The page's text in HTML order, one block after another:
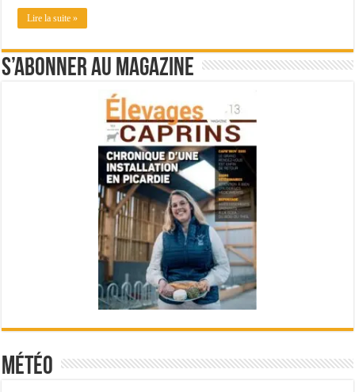
Lire la suite »
S’abonner au magazine
Météo